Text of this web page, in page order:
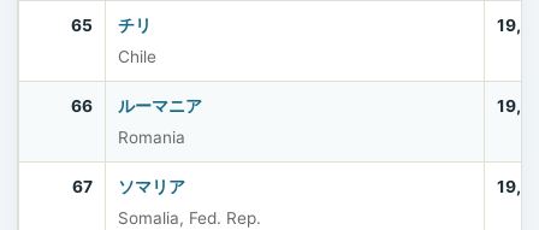
65
チリ
Chile
66
ルーマニア
Romania
67
ソマリア
Somalia, Fed. Rep.